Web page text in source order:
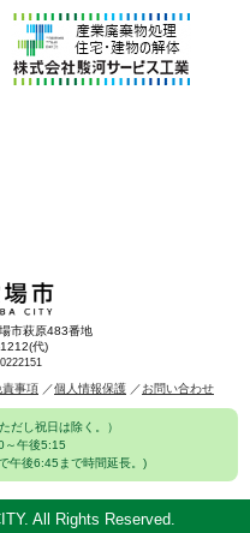
市萩原483番地
代)
事項 個人情報保護 お問い合わせ
だし祝日は除く。）
～午後5:15
午後6:45まで時間延長。)
All Rights Reserved.